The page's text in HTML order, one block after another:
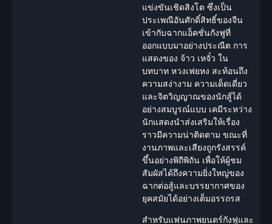
แข่งขันเชิดสิงโต ซึ่งเป็น
ประเพณีอันศักดิ์สิทธิ์ของจีน
เข้ากับฉากแอ็คชั่นกังฟูที่
ออกแบบมาอย่างประณีต การ
แสดงของ จ้าว เหจั๋ว ใน
บทบาท หวงเฟยหง สะท้อนถึง
ความสง่างาม ความเด็ดเดี่ยว
และจิตวิญญาณของนักสู้ได้
อย่างสมบูรณ์แบบ เคมีระหว่าง
นักแสดงนำส่งเสริมให้เรื่อง
ราวมีความน่าติดตาม ขณะที่
งานภาพและเสียงถูกรังสรรค์
ขึ้นอย่างพิถีพิถัน เพื่อให้ผู้ชม
สัมผัสได้ถึงความยิ่งใหญ่ของ
ฉากต่อสู้และบรรยากาศของ
ยุคสมัยได้อย่างเต็มอรรถรส
สำหรับแฟนภาพยนตร์กังฟูและ